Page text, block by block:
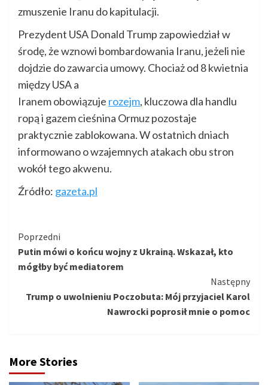
zmuszenie Iranu do kapitulacji.
Prezydent USA Donald Trump zapowiedział w
środę, że wznowi bombardowania Iranu, jeżeli nie
dojdzie do zawarcia umowy. Chociaż od 8 kwietnia
między USA a
Iranem obowiązuje rozejm, kluczowa dla handlu
ropą i gazem cieśnina Ormuz pozostaje
praktycznie zablokowana. W ostatnich dniach
informowano o wzajemnych atakach obu stron
wokół tego akwenu.
Źródło: gazeta.pl
Kontynuuj
czytanie
Poprzedni
Putin mówi o końcu wojny z Ukrainą. Wskazał, kto
mógłby być mediatorem
Następny
Trump o uwolnieniu Poczobuta: Mój przyjaciel Karol
Nawrocki poprosił mnie o pomoc
More Stories